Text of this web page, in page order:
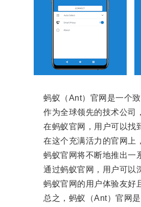
蚂蚁（Ant）官网是一个致
作为全球领先的技术公司
在蚂蚁官网，用户可以找
在这个充满活力的官网上，
蚂蚁官网将不断地推出一系
通过蚂蚁官网，用户可以深
蚂蚁官网的用户体验友好且
总之，蚂蚁（Ant）官网是